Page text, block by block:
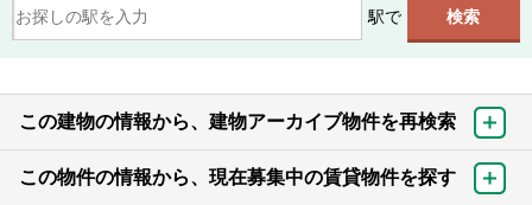
駅で
この建物の情報から、建物アーカイブ物件を再検索
この物件の情報から、現在募集中の賃貸物件を探す